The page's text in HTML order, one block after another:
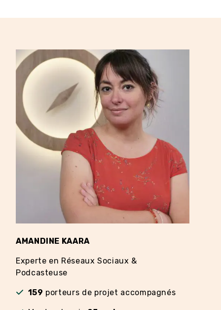
AMANDINE KAARA
Experte en Réseaux Sociaux &
Podcasteuse
159 porteurs de projet accompagnés